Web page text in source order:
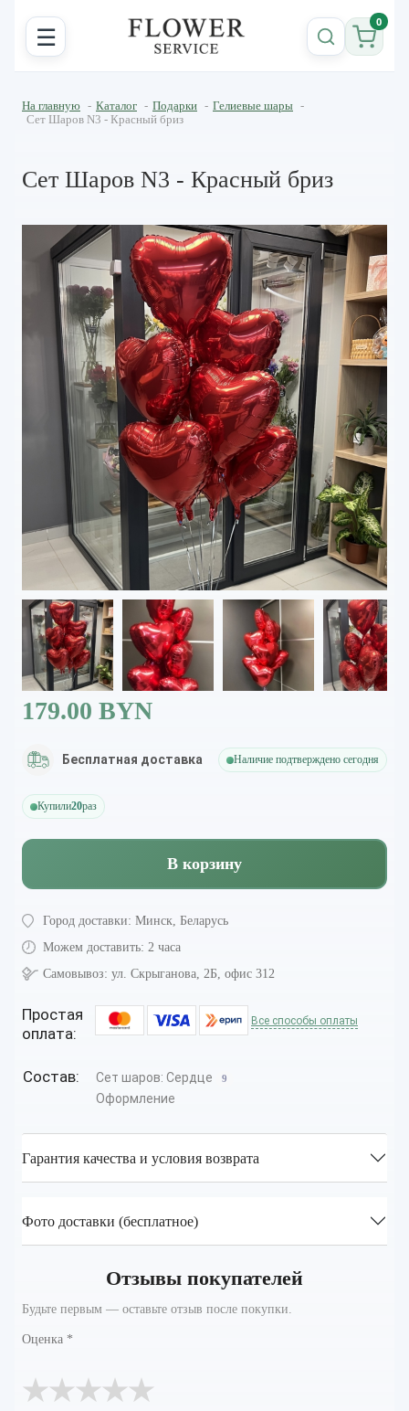
☰ 0
На главную - Каталог - Подарки - Гелиевые шары -
Сет Шаров N3 - Красный бриз
Сет Шаров N3 - Красный бриз
179.00 BYN
Бесплатная доставка Наличие подтверждено сегодня
Купили20раз
В корзину
Город доставки: Минск, Беларусь
Можем доставить: 2 часа
Самовывоз: ул. Скрыганова, 2Б, офис 312
Простая
оплата:
Все способы оплаты
Состав: Сет шаров: Сердце 9
Оформление
Гарантия качества и условия возврата
Фото доставки (бесплатное)
Отзывы покупателей
Будьте первым — оставьте отзыв после покупки.
Оценка *
★
★
★
★
★